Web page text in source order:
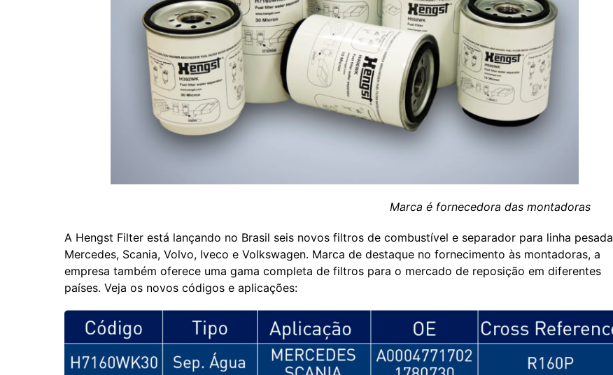
Marca é fornecedora das montadoras
A Hengst Filter está lançando no Brasil seis novos filtros de combustível e separador para linha pesada
Mercedes, Scania, Volvo, Iveco e Volkswagen. Marca de destaque no fornecimento às montadoras, a
empresa também oferece uma gama completa de filtros para o mercado de reposição em diferentes
países. Veja os novos códigos e aplicações: